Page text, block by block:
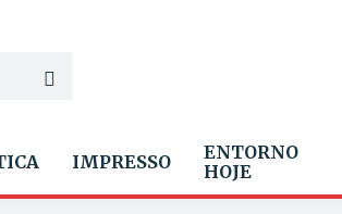
IMPRESSO
ENTORNO
HOJE